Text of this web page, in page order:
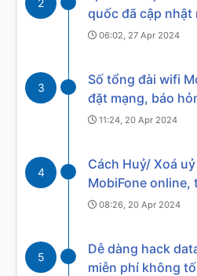
2
quốc đã cập nhật
06:02, 27 Apr 2024
3
Số tổng đài wifi
đặt mạng, báo
11:24, 20 Apr 2024
4
Cách Huỷ/ Xoá
MobiFone online,
08:26, 20 Apr 2024
5
Dễ dàng hack
miễn phí không